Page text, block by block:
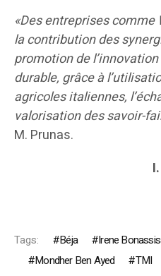
«Des entreprises
la contribution des
promotion de
durable, grâce à
agricoles italiennes,
valorisation des savoir-
M. Prunas.
Tags: Béja Irene
Mondher Ben Ayed
TMI